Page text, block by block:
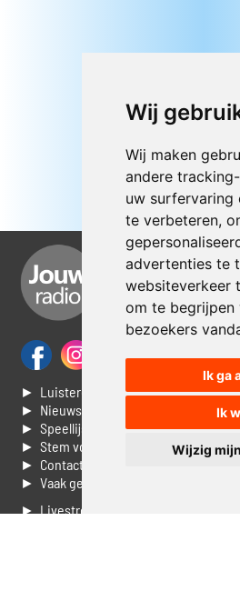
Wij
Wij maken
andere
uw surfervaring
te verbeteren,
advertenties te
websiteverkeer
om te begrijpen
bezoekers
Ik ga
Ik
Wijzig
► Luisteren naar Jouwradio
► Nieuws
► Speellijst
► Stem voor de Dag top 3
► Contacteer ons
► Vaak gestelde vragen
► Livestream informatie